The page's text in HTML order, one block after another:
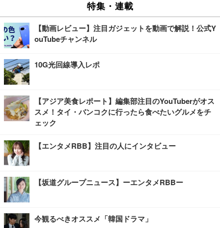
特集・連載
【動画レビュー】注目ガジェットを動画で解説！公式Y
ouTubeチャンネル
10G光回線導入レポ
【アジア美食レポート】編集部注目のYouTuberがオス
スメ！タイ・バンコクに行ったら食べたいグルメをチ
ェック
【エンタメRBB】注目の人にインタビュー
【坂道グループニュース】ーエンタメRBBー
今観るべきオススメ「韓国ドラマ」